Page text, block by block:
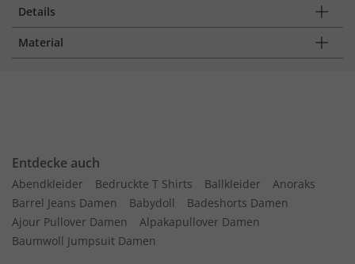
Details
Material
Entdecke auch
Abendkleider Bedruckte T Shirts Ballkleider
Anoraks
Barrel Jeans Damen
Babydoll
Badeshorts Damen
Ajour Pullover Damen
Alpakapullover Damen
Baumwoll Jumpsuit Damen